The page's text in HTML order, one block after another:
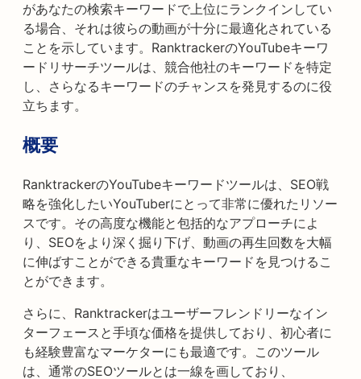
があなたの検索キーワードで上位にランクインしてい
る場合、それは彼らの動画が十分に最適化されている
ことを示しています。RanktrackerのYouTubeキーワ
ードリサーチツールは、競合他社のキーワードを特定
し、さらなるキーワードのチャンスを発見するのに役
立ちます。
概要
RanktrackerのYouTubeキーワードツールは、SEO戦
略を強化したいYouTuberにとって非常に優れたリソー
スです。その高度な機能と包括的なアプローチによ
り、SEOをより深く掘り下げ、動画の再生回数を大幅
に伸ばすことができる貴重なキーワードを見つけるこ
とができます。
さらに、Ranktrackerはユーザーフレンドリーなイン
ターフェースと手頃な価格を提供しており、初心者に
も経験豊富なマーケターにも最適です。このツール
は、通常のSEOツールとは一線を画しており、